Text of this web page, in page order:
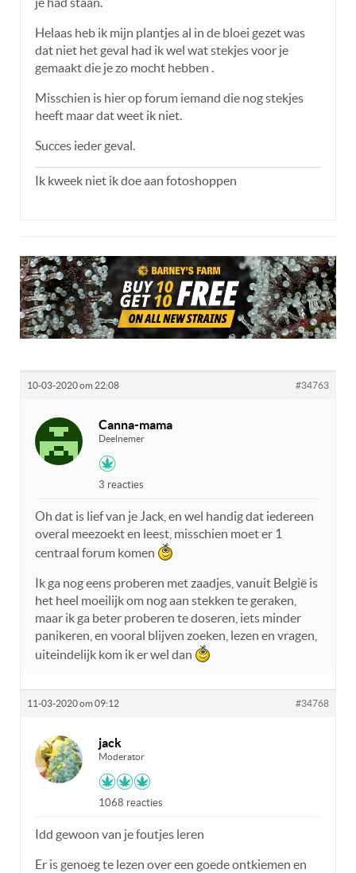
Helaas heb ik mijn plantjes al in de bloei gezet was
dat niet het geval had ik wel wat stekjes voor je
gemaakt die je zo mocht hebben .
Misschien is hier op forum iemand die nog stekjes
heeft maar dat weet ik niet.
Succes ieder geval.
Ik kweek niet ik doe aan fotoshoppen
10-03-2020 om 22:08 #34763
Canna-mama
Deelnemer
3 reacties
Oh dat is lief van je Jack, en wel handig dat iedereen
overal meezoekt en leest, misschien moet er 1
centraal forum komen
Ik ga nog eens proberen met zaadjes, vanuit België is
het heel moeilijk om nog aan stekken te geraken,
maar ik ga beter proberen te doseren, iets minder
panikeren, en vooral blijven zoeken, lezen en vragen,
uiteindelijk kom ik er wel dan
11-03-2020 om 09:12 #34768
jack
Moderator
1068 reacties
Idd gewoon van je foutjes leren
Er is genoeg te lezen over een goede ontkiemen en